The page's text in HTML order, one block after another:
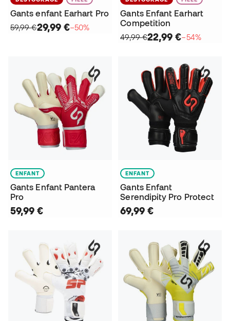
Gants enfant Earhart Pro
59,99 €29,99 €−50%
Gants Enfant Earhart
Competition
49,99 €22,99 €−54%
ENFANT
Gants Enfant Pantera
Pro
59,99 €
ENFANT
Gants Enfant
Serendipity Pro Protect
69,99 €